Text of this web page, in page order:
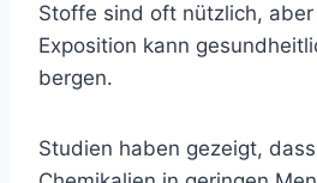
Stoffe sind oft nützlich,
Exposition kann
bergen.
Studien haben gezeigt,